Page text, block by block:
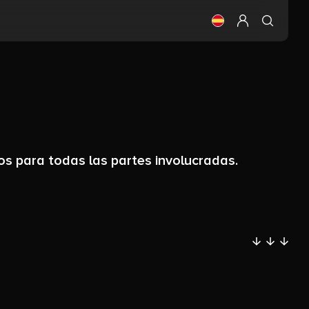
Cambia el idioma
Configurar
para todas las partes involucradas.